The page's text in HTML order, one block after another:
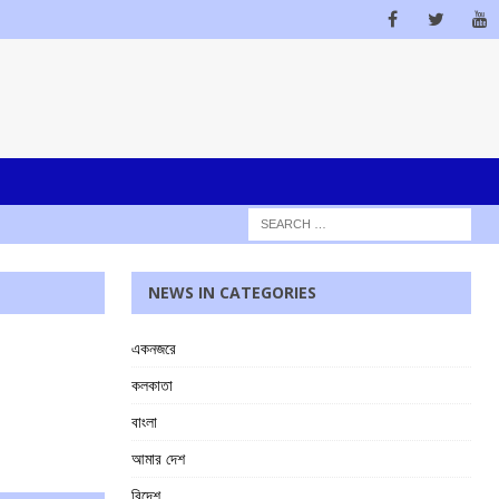
NEWS IN CATEGORIES
একনজরে
কলকাতা
বাংলা
আমার দেশ